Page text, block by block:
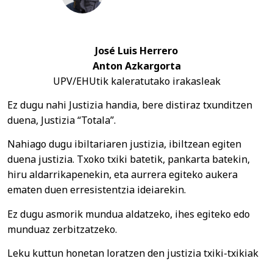
José Luis Herrero
Anton Azkargorta
UPV/EHUtik kaleratutako irakasleak
Ez dugu nahi Justizia handia, bere distiraz txunditzen
duena, Justizia “Totala”.
Nahiago dugu ibiltariaren justizia, ibiltzean egiten
duena justizia. Txoko txiki batetik, pankarta batekin,
hiru aldarrikapenekin, eta aurrera egiteko aukera
ematen duen erresistentzia ideiarekin.
Ez dugu asmorik mundua aldatzeko, ihes egiteko edo
munduaz zerbitzatzeko.
Leku kuttun honetan loratzen den justizia txiki-txikiak